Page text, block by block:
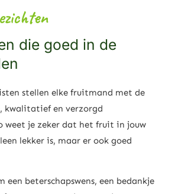
die goed in de
stellen elke fruitmand met de
kwalitatief en verzorgd
weet je zeker dat het fruit in jouw
lekker is, maar er ook goed
een beterschapswens, een bedankje